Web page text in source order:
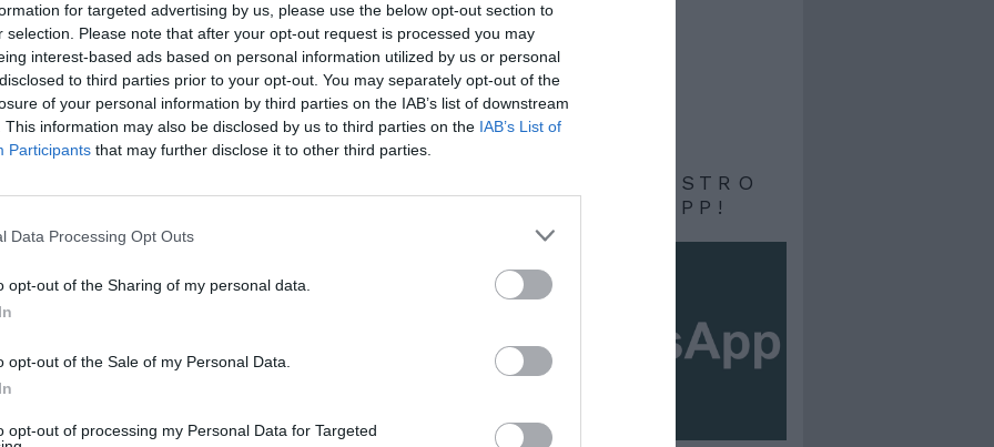
for targeted advertising by us, please use the below opt-out section to
selection. Please note that after your opt-out request is processed you may
interest-based ads based on personal information utilized by us or personal
to third parties prior to your opt-out. You may separately opt-out of the
of your personal information by third parties on the IAB’s list of downstream
This information may also be disclosed by us to third parties on the IAB’s List of
Participants that may further disclose it to other third parties.
Data Processing Opt Outs
opt-out of the Sharing of my personal data.
opt-out of the Sale of my Personal Data.
opt-out of processing my Personal Data for Targeted
ANCHE:
ISCRIVITI AL NOSTRO
CANALE WHATSAPP!